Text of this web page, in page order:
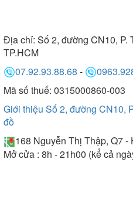
Địa chỉ: Số 2, đường CN10, P.
TP.HCM
07.92.93.88.68 -
Mã số thuế: 0315000860-003
Giới thiệu Số 2, đường CN10,
đồ
168 Nguyễn Thị Thập, Q7 -
Mở cửa : 8h - 21h00 (kể cả